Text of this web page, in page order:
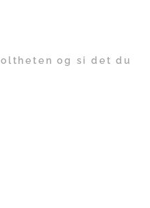
og si det du